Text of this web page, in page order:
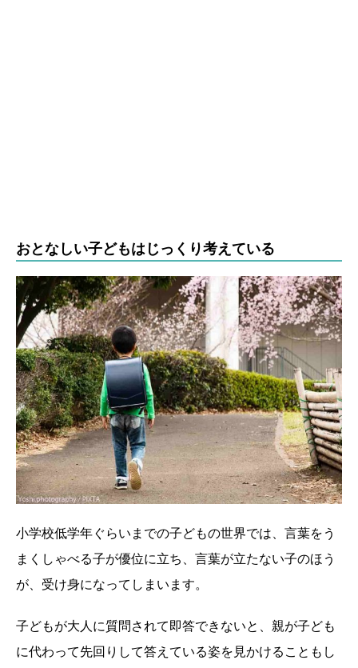
おとなしい子どもはじっくり考えている
小学校低学年ぐらいまでの子どもの世界では、言葉をう
まくしゃべる子が優位に立ち、言葉が立たない子のほう
が、受け身になってしまいます。
子どもが大人に質問されて即答できないと、親が子ども
に代わって先回りして答えている姿を見かけることもし